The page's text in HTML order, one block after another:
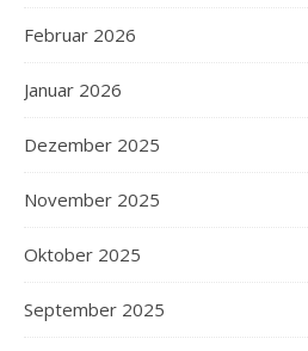
Februar 2026
Januar 2026
Dezember 2025
November 2025
Oktober 2025
September 2025